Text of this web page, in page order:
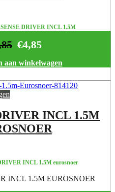
DRIVER INCL 1.5M
€4,85
aan winkelwagen
INCL 1.5M
INCL 1.5M eurosnoer
INCL 1.5M EUROSNOER